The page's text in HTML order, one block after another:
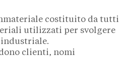
costituito da tutti
utilizzati per svolgere
clienti, nomi